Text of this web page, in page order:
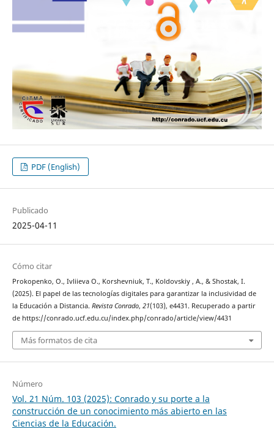
PDF (English)
Publicado
2025-04-11
Cómo citar
Prokopenko, O., Ivliіeva O., Korshevniuk, T., Koldovskiy , A., & Shostak, I.
(2025). El papel de las tecnologías digitales para garantizar la inclusividad de
la Educación a Distancia. Revista Conrado, 21(103), e4431. Recuperado a partir
de https://conrado.ucf.edu.cu/index.php/conrado/article/view/4431
Más formatos de cita
Número
Vol. 21 Núm. 103 (2025): Conrado y su porte a la
construcción de un conocimiento más abierto en las
Ciencias de la Educación.